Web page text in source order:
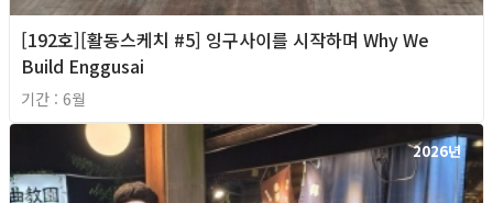
[192호][활동스케치 #5] 잉구사이를 시작하며 Why We
Build Enggusai
기간 : 6월
2026년